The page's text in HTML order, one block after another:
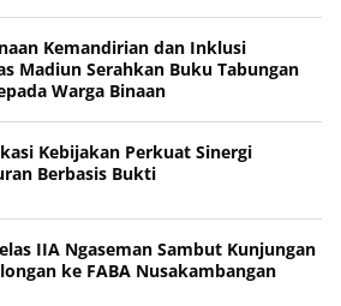
Kemandirian dan Inklusi
Madiun Serahkan Buku Tabungan
Warga Binaan
Kebijakan Perkuat Sinergi
Berbasis Bukti
IIA Ngaseman Sambut Kunjungan
ke FABA Nusakambangan